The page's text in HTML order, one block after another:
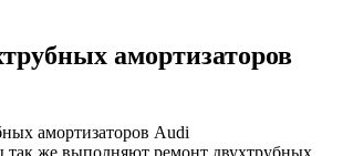
амортизаторов